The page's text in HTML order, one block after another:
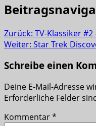
Zurück: TV-Klassiker #2
Weiter: Star Trek
Schreibe einen
Deine E-Mail-Adresse
Erforderliche Felder
Kommentar*